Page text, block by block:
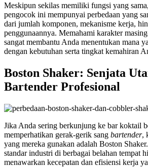
Meskipun sekilas memiliki fungsi yang
pengocok ini mempunyai perbedaan yang
dari jumlah komponen, mekanisme kerja,
penggunaannya. Memahami karakter
sangat membantu Anda menentukan mana
dengan kebutuhan serta tingkat kemahiran
Boston Shaker: Senjata
Bartender Profesional
Jika Anda sering berkunjung ke bar koktail
memperhatikan gerak-gerik sang bartender,
yang mereka gunakan adalah Boston
standar industri di berbagai belahan tempat
menawarkan kecepatan dan efisiensi kerja